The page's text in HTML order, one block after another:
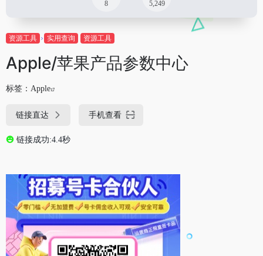
8 5,249
资源工具 实用查询 资源工具
Apple/苹果产品参数中心
标签： Apple
链接直达 手机查看
链接成功:4.4秒